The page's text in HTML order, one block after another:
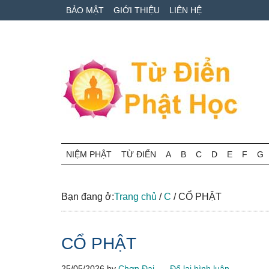
to
to
qua
BẢO MẬT GIỚI THIỆU LIÊN HỆ
Từ
điển
Phật
học
cứu
thuật
Phật
học
NIỆM PHẬT TỪ ĐIỂN A B C D E F G
Bạn đang ở:Trang chủ / C /CỔ PHẬT
CỔ PHẬT